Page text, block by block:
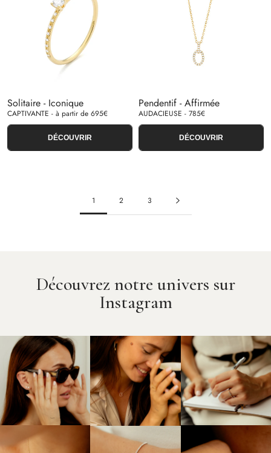
Solitaire - Iconique
CAPTIVANTE - à partir de 695€
DÉCOUVRIR
Pendentif - Affirmée
AUDACIEUSE - 785€
DÉCOUVRIR
1 2 3
Découvrez notre univers sur
Instagram